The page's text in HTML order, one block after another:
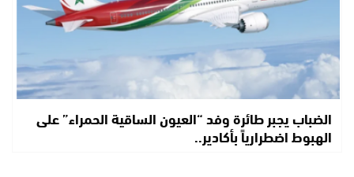
الضباب يجبر طائرة وفد “العيون الساقية الحمراء” على
الهبوط اضطرارياً بأكادير..